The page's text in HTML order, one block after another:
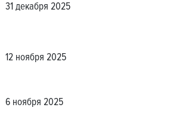
31 декабря 2025
12 ноября 2025
6 ноября 2025